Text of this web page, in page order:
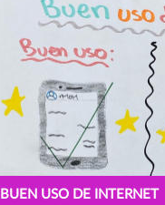
BUEN USO DE INTERNET